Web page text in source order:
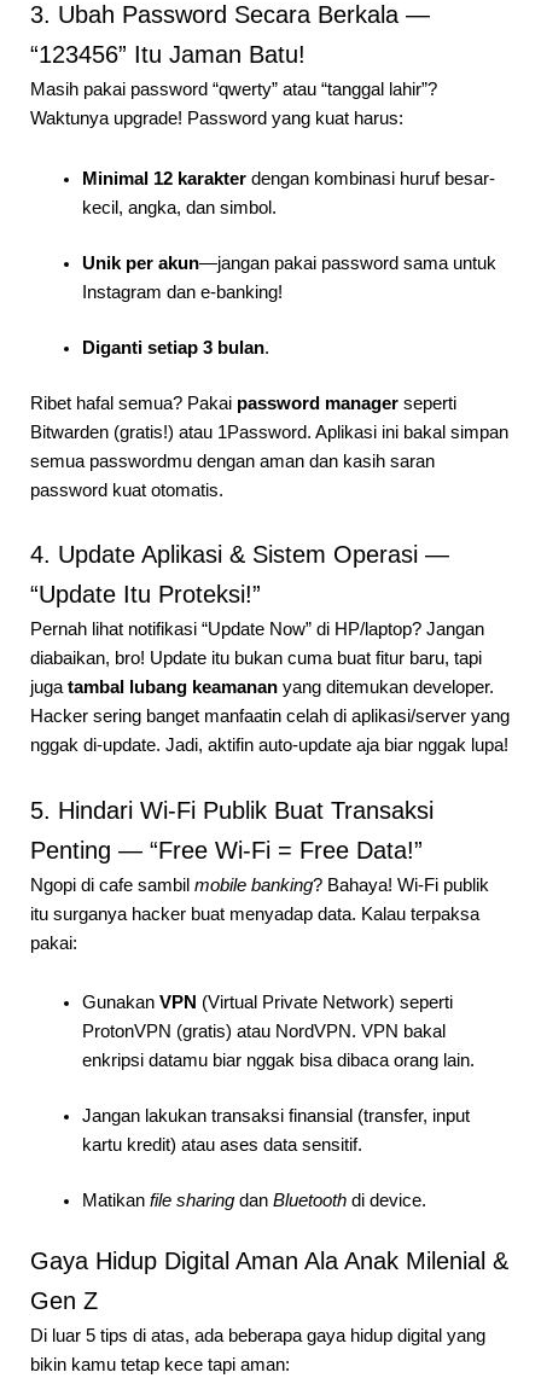
3. Ubah Password Secara Berkala —
“123456” Itu Jaman Batu!
Masih pakai password “qwerty” atau “tanggal lahir”?
Waktunya upgrade! Password yang kuat harus:
Minimal 12 karakter dengan kombinasi huruf besar-
kecil, angka, dan simbol.
Unik per akun—jangan pakai password sama untuk
Instagram dan e-banking!
Diganti setiap 3 bulan.
Ribet hafal semua? Pakai password managerseperti
Bitwarden (gratis!) atau 1Password. Aplikasi ini bakal simpan
semua passwordmu dengan aman dan kasih saran
password kuat otomatis.
4. Update Aplikasi & Sistem Operasi —
“Update Itu Proteksi!”
Pernah lihat notifikasi “Update Now” di HP/laptop? Jangan
diabaikan, bro! Update itu bukan cuma buat fitur baru, tapi
juga tambal lubang keamananyang ditemukan developer.
Hacker sering banget manfaatin celah di aplikasi/server yang
nggak di-update. Jadi, aktifin auto-update aja biar nggak lupa!
5. Hindari Wi-Fi Publik Buat Transaksi
Penting — “Free Wi-Fi = Free Data!”
Ngopi di cafe sambil mobile banking? Bahaya! Wi-Fi publik
itu surganya hacker buat menyadap data. Kalau terpaksa
pakai:
GunakanVPN (Virtual Private Network) seperti
ProtonVPN (gratis) atau NordVPN. VPN bakal
enkripsi datamu biar nggak bisa dibaca orang lain.
Jangan lakukan transaksi finansial (transfer, input
kartu kredit) atau ases data sensitif.
Matikanfile sharing danBluetooth di device.
Gaya Hidup Digital Aman Ala Anak Milenial &
Gen Z
Di luar 5 tips di atas, ada beberapa gaya hidup digital yang
bikin kamu tetap kece tapi aman: